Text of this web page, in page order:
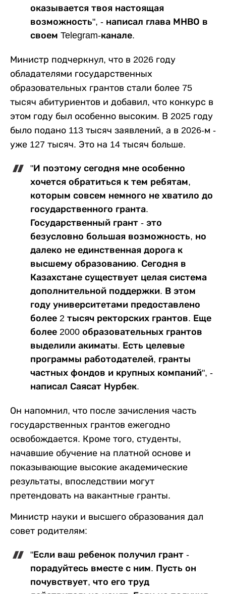
оказывается твоя настоящая
возможность", - написал глава МНВО в
своем Telegram-канале.
Министр подчеркнул, что в 2026 году
обладателями государственных
образовательных грантов стали более 75
тысяч абитуриентов и добавил, что конкурс в
этом году был особенно высоким. В 2025 году
было подано 113 тысяч заявлений, а в 2026-м -
уже 127 тысяч. Это на 14 тысяч больше.
"И поэтому сегодня мне особенно
хочется обратиться к тем ребятам,
которым совсем немного не хватило до
государственного гранта.
Государственный грант - это
безусловно большая возможность, но
далеко не единственная дорога к
высшему образованию. Сегодня в
Казахстане существует целая система
дополнительной поддержки. В этом
году университетами предоставлено
более 2 тысяч ректорских грантов. Еще
более 2000 образовательных грантов
выделили акиматы. Есть целевые
программы работодателей, гранты
частных фондов и крупных компаний", -
написал Саясат Нурбек.
Он напомнил, что после зачисления часть
государственных грантов ежегодно
освобождается. Кроме того, студенты,
начавшие обучение на платной основе и
показывающие высокие академические
результаты, впоследствии могут
претендовать на вакантные гранты.
Министр науки и высшего образования дал
совет родителям:
"Если ваш ребенок получил грант -
порадуйтесь вместе с ним. Пусть он
почувствует, что его труд